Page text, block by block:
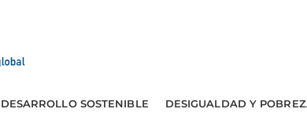
DESARROLLO SOSTENIBLE DESIGUALDAD Y